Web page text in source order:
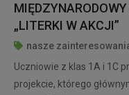
„LITERKI W AKCJI”
nasze
Uczniowie z klas 1A i 1C
projekcie, którego